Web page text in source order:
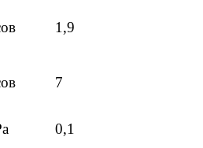
1,9
7
0,1